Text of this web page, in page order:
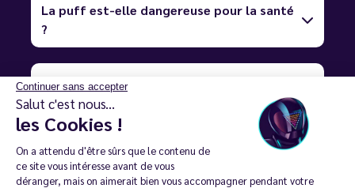
Continuer sans accepter
Salut c'est nous...
les Cookies !
On a attendu d'être sûrs que le contenu de
ce site vous intéresse avant de vous
déranger, mais on aimerait bien vous accompagner pendant votre
La puff est-elle dangereuse pour la santé
?
Quelles sont les meilleures marques de
puffs ?
Pourquoi les puffs JNR sont-elles si
populaires ?